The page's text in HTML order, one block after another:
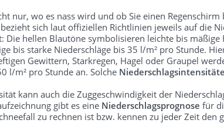
nur, wo es nass wird und ob Sie einen
sich laut offiziellen Richtlinien jeweils auf die
Die hellen Blautöne symbolisieren leichte bis
bis starke Niederschläge bis 35 l/m² pro Stunde.
Gewittern, Starkregen, Hagel oder Graupel
l/m² pro Stunde an. Solche
kann auch die Zuggeschwindigkeit der
gibt es eine Niederschlagsprognose für
zu rechnen ist bzw. kennen zu jeder Zeit den